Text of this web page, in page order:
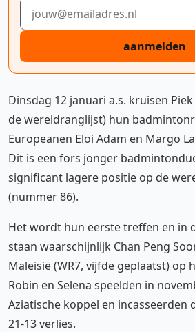
E-mailadres
aanmelden
Dinsdag 12 januari a.s. kruisen
de wereldranglijst) hun
Europeanen Eloi Adam en Margo
Dit is een fors jonger
significant lagere positie op de
(nummer 86).
Het wordt hun eerste treffen en in
staan waarschijnlijk Chan Peng
Maleisië (WR7, vijfde geplaatst) op
Robin en Selena speelden in
Aziatische koppel en incasseerden
21-13 verlies.